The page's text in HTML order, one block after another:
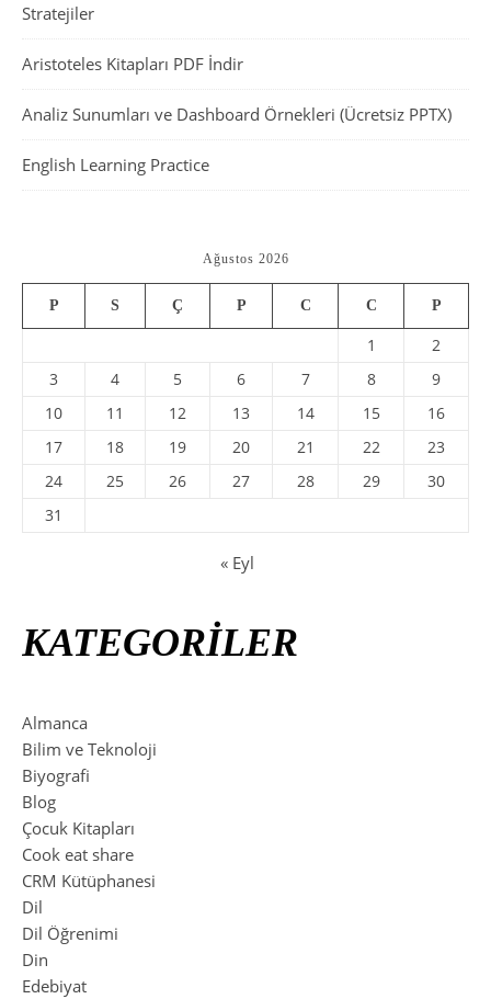
Stratejiler
Aristoteles Kitapları PDF İndir
Analiz Sunumları ve Dashboard Örnekleri (Ücretsiz PPTX)
English Learning Practice
Ağustos 2026
P S Ç P C C P
1
2
3
4 5 6 7 8
9
10
11 12 13 14 15
16
17
18 19 20 21 22
23
24
25 26 27 28 29
30
31
« Eyl
KATEGORİLER
Almanca
Bilim ve Teknoloji
Biyografi
Blog
Çocuk Kitapları
Cook eat share
CRM Kütüphanesi
Dil
Dil Öğrenimi
Din
Edebiyat